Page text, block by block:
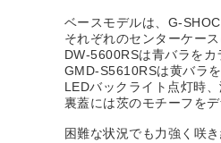
ベースモデルは、G-
それぞれのセンターケー
DW-5600RSは青バラをカ
GMD-S5610RSは黄バラ
LEDバックライト点灯時
裏蓋には茨のモチーフを
困難な状況でも力強く咲